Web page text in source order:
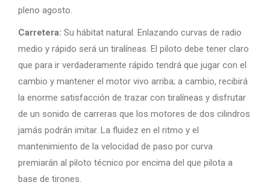
pleno agosto.
Carretera: Su hábitat natural. Enlazando curvas de radio
medio y rápido será un tiralíneas. El piloto debe tener claro
que para ir verdaderamente rápido tendrá que jugar con el
cambio y mantener el motor vivo arriba; a cambio, recibirá
la enorme satisfacción de trazar con tiralíneas y disfrutar
de un sonido de carreras que los motores de dos cilindros
jamás podrán imitar. La fluidez en el ritmo y el
mantenimiento de la velocidad de paso por curva
premiarán al piloto técnico por encima del que pilota a
base de tirones.